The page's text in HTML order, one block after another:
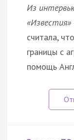
Из
«Известия»
считала,
границы с
помощь